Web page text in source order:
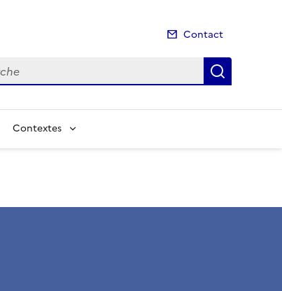
Contact
Contextes